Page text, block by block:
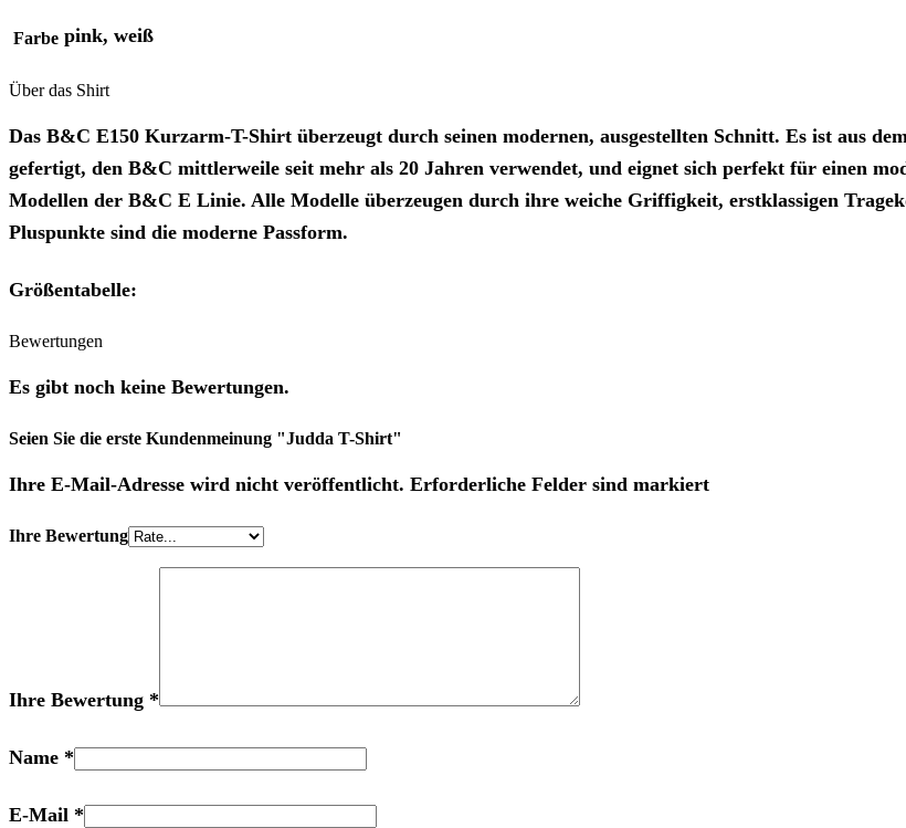
Farbe pink, weiß
Über das Shirt
Das B&C E150 Kurzarm-T-Shirt überzeugt durch seinen modernen, ausgestellten Schnitt. Es ist aus
gefertigt, den B&C mittlerweile seit mehr als 20 Jahren verwendet, und eignet sich perfekt für einen
Modellen der B&C E Linie. Alle Modelle überzeugen durch ihre weiche Griffigkeit, erstklassigen
Pluspunkte sind die moderne Passform.
Größentabelle:
Bewertungen
Es gibt noch keine Bewertungen.
Seien Sie die erste Kundenmeinung "Judda T-Shirt"
Ihre E-Mail-Adresse wird nicht veröffentlicht. Erforderliche Felder sind markiert
Ihre Bewertung
Ihre Bewertung *
Name *
E-Mail *